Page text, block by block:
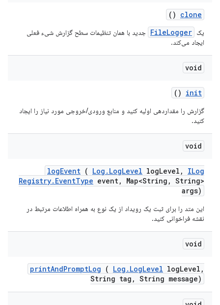
clone
()
یک FileLogger جدید با همان تنظیمات سطح گزارش شیء فعلی
ایجاد می‌کند.
void
init
()
گزارش را مقداردهی اولیه کنید و منابع ورودی/خروجی مورد نیاز را ایجاد
کنید.
void
logEvent ( Log . LogLevel logLevel ,
ILog
Registry. EventType event, Map<String , String>
args)
این متد را برای ثبت یک رویداد از یک نوع به همراه اطلاعات مرتبط در
نقشه فراخوانی کنید.
void
printAndPromptLog ( Log . LogLevel logLevel ,
String tag , String message)